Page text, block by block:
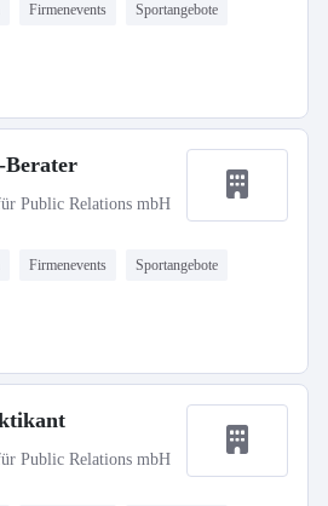
Firmenevents Sportangebote
Berater
Public Relations mbH
Firmenevents Sportangebote
Public Relations mbH